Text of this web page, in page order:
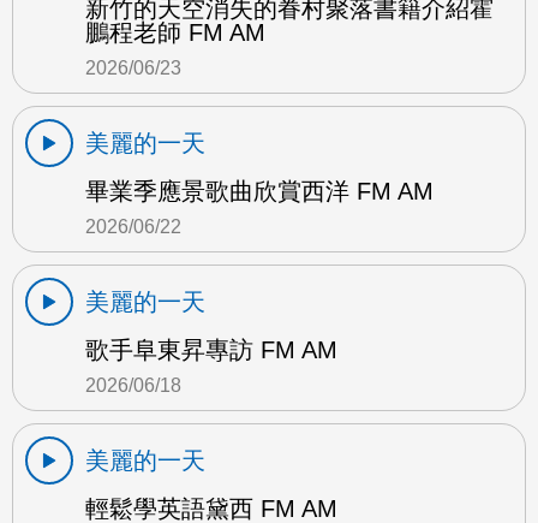
新竹的天空消失的眷村聚落書籍介紹霍
鵬程老師 FM AM
2026/06/23
美麗的一天
畢業季應景歌曲欣賞西洋 FM AM
2026/06/22
美麗的一天
歌手阜東昇專訪 FM AM
2026/06/18
美麗的一天
輕鬆學英語黛西 FM AM